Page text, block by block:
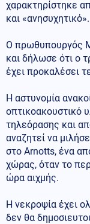
χαρακτηρίστηκε
και «ανησυχητικό».
Ο πρωθυπουργός
και δήλωσε ότι ο
έχει προκαλέσει
Η αστυνομία
οπτικοακουστικό
τηλεόρασης και
αναζητεί να
στο Arnotts, ένα
χώρας, όταν το
ώρα αιχμής.
Η νεκροψία έχει
δεν θα